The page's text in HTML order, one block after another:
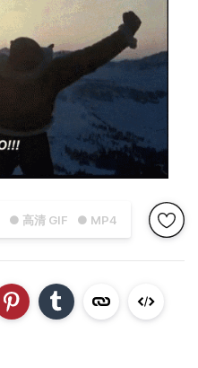
● 高清 GIF ● MP4